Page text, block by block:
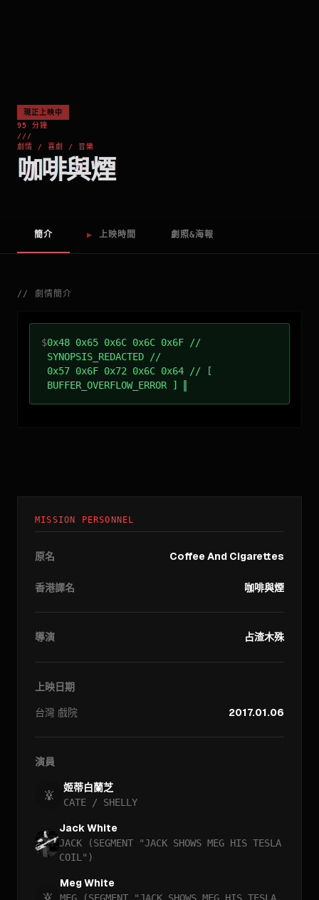
現正上映中
95 分鐘
///
劇情 / 喜劇 / 音樂
咖啡與煙
簡介 ▶ 上映時間 劇照&海報
// 劇情簡介
$0x48 0x65 0x6C 0x6C 0x6F //
SYNOPSIS_REDACTED //
0x57 0x6F 0x72 0x6C 0x64 // [
BUFFER_OVERFLOW_ERROR ]
MISSION PERSONNEL
原名 Coffee And Cigarettes
香港譯名 咖啡與煙
導演 占渣木殊
上映日期
台灣 戲院 2017.01.06
演員
姬蒂白蘭芝
CATE / SHELLY
Jack White
JACK (SEGMENT "JACK SHOWS MEG HIS TESLA
COIL")
Meg White